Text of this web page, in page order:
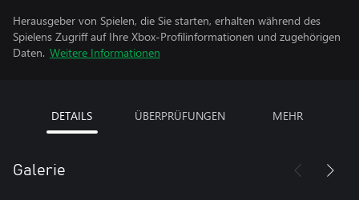
Herausgeber von Spielen, die Sie starten, erhalten während des
Spielens Zugriff auf Ihre Xbox-Profilinformationen und zugehörigen
Daten. Weitere Informationen
DETAILS ÜBERPRÜFUNGEN MEHR
Galerie